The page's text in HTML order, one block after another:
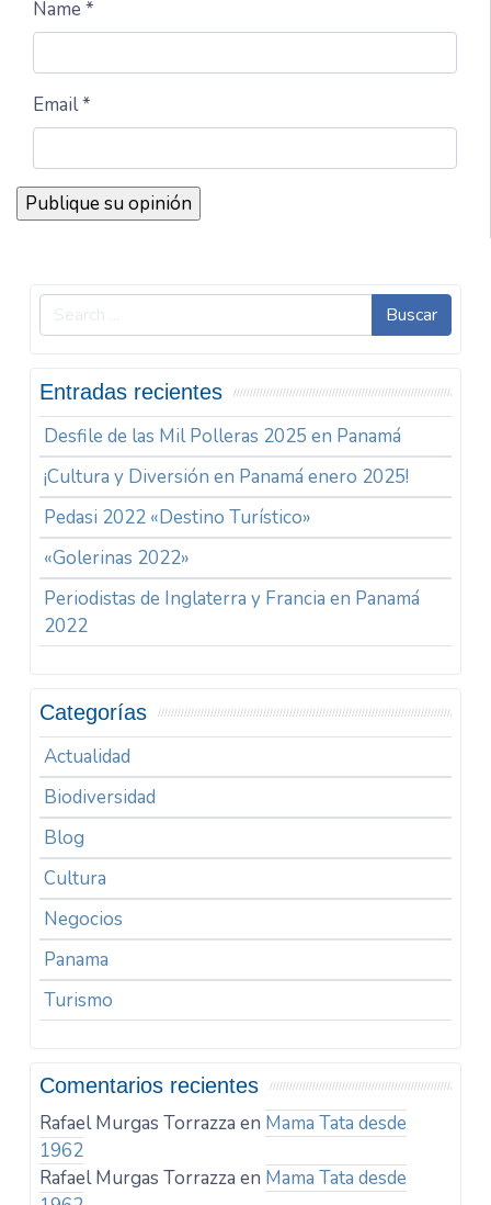
Name *
Email *
Buscar
Entradas recientes
Desfile de las Mil Polleras 2025 en Panamá
¡Cultura y Diversión en Panamá enero 2025!
Pedasi 2022 «Destino Turístico»
«Golerinas 2022»
Periodistas de Inglaterra y Francia en Panamá
2022
Categorías
Actualidad
Biodiversidad
Blog
Cultura
Negocios
Panama
Turismo
Comentarios recientes
Rafael Murgas Torrazza en Mama Tata desde
1962
Rafael Murgas Torrazza en Mama Tata desde